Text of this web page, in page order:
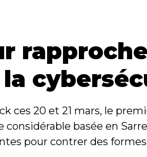
ces 20 et 21 mars, le
basée en
pour contrer des